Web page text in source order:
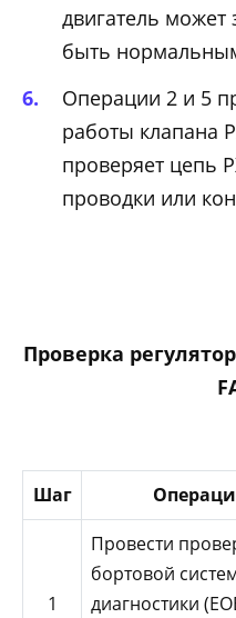
двигатель может
быть
Операции 2 и 5
работы клапана
проверяет цепь
проводки или
Проверка
Шаг
1
Провести
бортовой
диагностики